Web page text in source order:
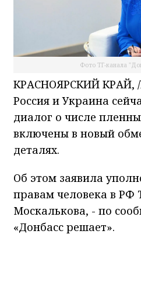
Фото ТГ-канала
КРАСНОЯРСКИЙ КРАЙ,
Россия и Украина
диалог о числе
включены в новый
деталях.
Об этом заявила
правам человека в РФ
Москалькова, - по
«Донбасс решает».